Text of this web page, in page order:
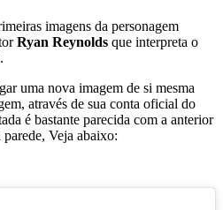
imagens da personagem
Ryan Reynolds que interpreta o
uma nova imagem de si mesma
através de sua conta oficial do
é bastante parecida com a anterior
parede, Veja abaixo: